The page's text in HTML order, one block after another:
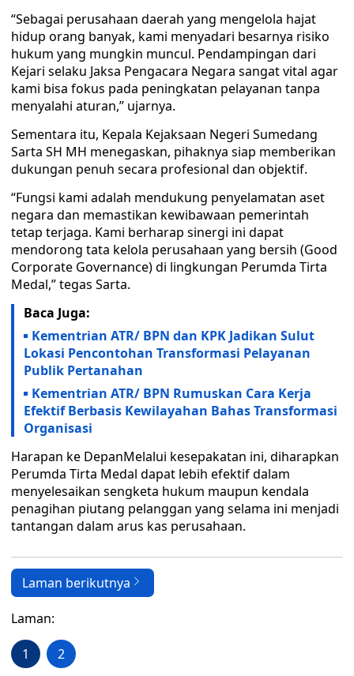
“Sebagai perusahaan daerah yang mengelola hajat
hidup orang banyak, kami menyadari besarnya risiko
hukum yang mungkin muncul. Pendampingan dari
Kejari selaku Jaksa Pengacara Negara sangat vital agar
kami bisa fokus pada peningkatan pelayanan tanpa
menyalahi aturan,” ujarnya.
Sementara itu, Kepala Kejaksaan Negeri Sumedang
Sarta SH MH menegaskan, pihaknya siap memberikan
dukungan penuh secara profesional dan objektif.
“Fungsi kami adalah mendukung penyelamatan aset
negara dan memastikan kewibawaan pemerintah
tetap terjaga. Kami berharap sinergi ini dapat
mendorong tata kelola perusahaan yang bersih (Good
Corporate Governance) di lingkungan Perumda Tirta
Medal,” tegas Sarta.
Baca Juga:
Kementrian ATR/ BPN dan KPK Jadikan Sulut
Lokasi Pencontohan Transformasi Pelayanan
Publik Pertanahan
Kementrian ATR/ BPN Rumuskan Cara Kerja
Efektif Berbasis Kewilayahan Bahas Transformasi
Organisasi
Harapan ke DepanMelalui kesepakatan ini, diharapkan
Perumda Tirta Medal dapat lebih efektif dalam
menyelesaikan sengketa hukum maupun kendala
penagihan piutang pelanggan yang selama ini menjadi
tantangan dalam arus kas perusahaan.
Laman berikutnya
Laman:
1 2